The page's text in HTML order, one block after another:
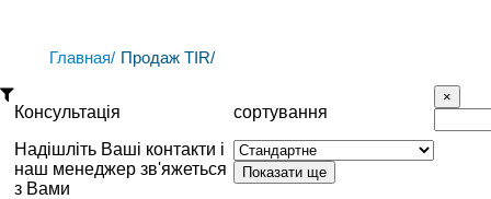
Главная/ Продаж TIR/
Консультація
Надішліть Ваші контакти і
наш менеджер зв'яжеться
з Вами
сортування